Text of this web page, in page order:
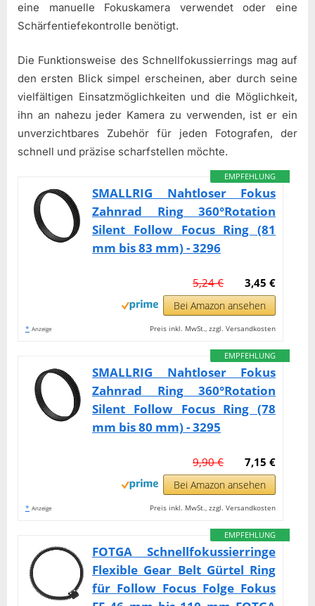
eine manuelle Fokuskamera verwendet oder eine
Schärfentiefekontrolle benötigt.
Die Funktionsweise des Schnellfokussierrings mag auf
den ersten Blick simpel erscheinen, aber durch seine
vielfältigen Einsatzmöglichkeiten und die Möglichkeit,
ihn an nahezu jeder Kamera zu verwenden, ist er ein
unverzichtbares Zubehör für jeden Fotografen, der
schnell und präzise scharfstellen möchte.
EMPFEHLUNG
SMALLRIG Nahtloser Fokus
Zahnrad Ring 360°Rotation
Silent Follow Focus Ring (81
mm bis 83 mm) - 3296
3,45 €
5,24 €
Bei Amazon ansehen
* Anzeige Preis inkl. MwSt., zzgl. Versandkosten
EMPFEHLUNG
SMALLRIG Nahtloser Fokus
Zahnrad Ring 360°Rotation
Silent Follow Focus Ring (78
mm bis 80 mm) - 3295
7,15 €
9,90 €
Bei Amazon ansehen
* Anzeige Preis inkl. MwSt., zzgl. Versandkosten
EMPFEHLUNG
FOTGA Schnellfokussierringe
Flexible Gear Belt Gürtel Ring
für Follow Focus Folge Fokus